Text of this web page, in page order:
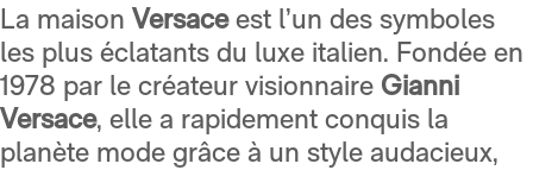
La maison Versaceest l’un des symboles
les plus éclatants du luxe italien. Fondée en
1978 par le créateur visionnaire Gianni
Versace, elle a rapidement conquis la
planète mode grâce à un style audacieux,